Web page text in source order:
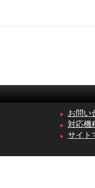
お問い
対応機
サイト